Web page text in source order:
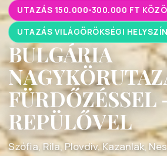
UTAZÁS 150.000-300.000 FT
UTAZÁS VILÁGÖRÖKSÉGI
BULGÁRIA
FÜRDŐZÉSSEL
REPÜLŐVEL
Szófia, Rila, Plovdiv, Kazanlak,